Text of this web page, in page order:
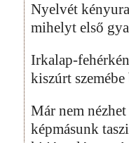
Nyelvét
mihelyt első
Irkalap-
kiszúrt
Már nem
képmásunk